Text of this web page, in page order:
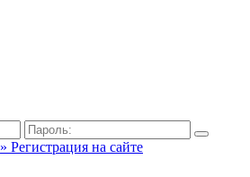
» Регистрация на сайте